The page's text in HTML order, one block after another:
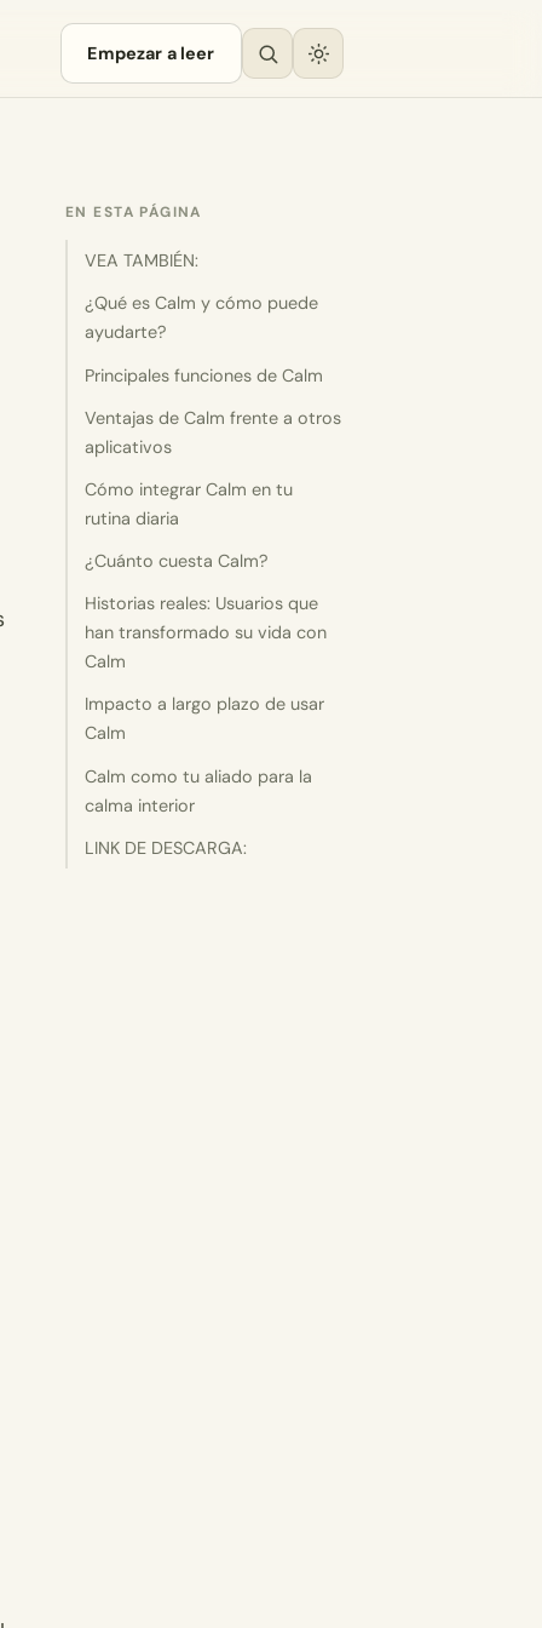
Empezar a leer
EN ESTA PÁGINA
VEA TAMBIÉN:
¿Qué es Calm y cómo puede
ayudarte?
Principales funciones de Calm
Ventajas de Calm frente a otros
aplicativos
Cómo integrar Calm en tu
rutina diaria
¿Cuánto cuesta Calm?
Historias reales: Usuarios que
han transformado su vida con
Calm
Impacto a largo plazo de usar
Calm
Calm como tu aliado para la
calma interior
LINK DE DESCARGA: